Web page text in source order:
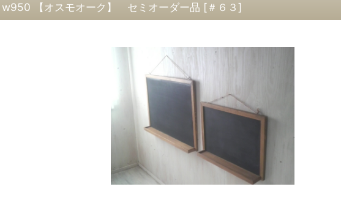
【オスモオーク】 セミオーダー品 [＃６３]